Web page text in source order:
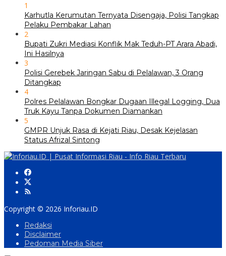
1
Karhutla Kerumutan Ternyata Disengaja, Polisi Tangkap
Pelaku Pembakar Lahan
2
Bupati Zukri Mediasi Konflik Mak Teduh-PT Arara Abadi,
Ini Hasilnya
3
Polisi Gerebek Jaringan Sabu di Pelalawan, 3 Orang
Ditangkap
4
Polres Pelalawan Bongkar Dugaan Illegal Logging, Dua
Truk Kayu Tanpa Dokumen Diamankan
5
GMPR Unjuk Rasa di Kejati Riau, Desak Kejelasan
Status Afrizal Sintong
Copyright © 2026 Inforiau.ID
Redaksi
Disclaimer
Pedoman Media Siber